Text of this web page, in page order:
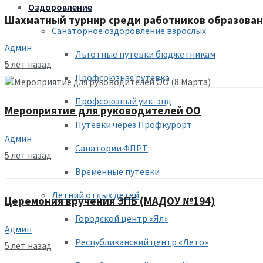
Оздоровление
Санаторное оздоровление взрослых
Льготные путевки бюджетникам
Профсоюзная путевка
Профсоюзный уик-энд
Путевки через Профкурорт
Санатории ФПРТ
Временные путевки
Летний отдых детей
Городской центр «Ял»
Республиканский центр «Лето»
Шахматный турнир среди работников
Админ
5 лет назад
Мероприятие для руководителей ОО
Админ
5 лет назад
Церемония вручения ЭПБ (МАДОУ №194)
Админ
5 лет назад